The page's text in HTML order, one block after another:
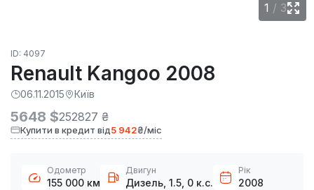
1 / 3
ID: 4097
Renault Kangoo 2008
06.11.2015 Київ
5648 $252827 ₴
Купити в кредит від5 942₴/міс
Одометр
155 000 км
Двигун
Дизель, 1.5, 0 к.с.
Рік
2008